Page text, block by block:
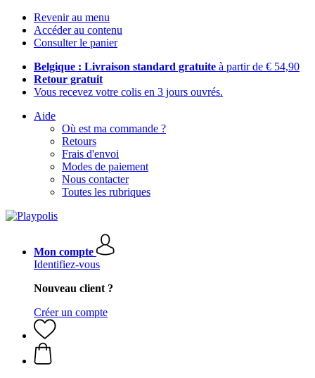
Revenir au menu
Accéder au contenu
Consulter le panier
Belgique : Livraison standard gratuite à partir de € 54,90
Retour gratuit
Vous recevez votre colis en 3 jours ouvrés.
Aide
Où est ma commande ?
Retours
Frais d'envoi
Modes de paiement
Nous contacter
Toutes les rubriques
Mon compte
Identifiez-vous
Nouveau client ?
Créer un compte